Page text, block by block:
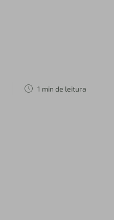
1 min de leitura